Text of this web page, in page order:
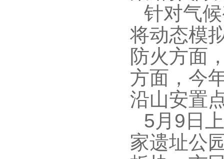
针对气
将动态模
防火方面
方面，今
沿山安置
5月9日
家遗址公